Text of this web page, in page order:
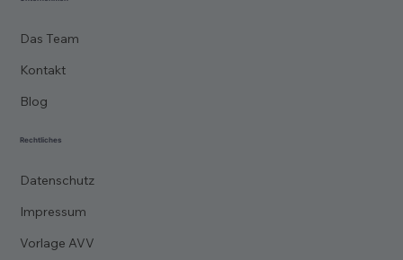
Das Team
Kontakt
Blog
Rechtliches
Datenschutz
Impressum
Vorlage AVV